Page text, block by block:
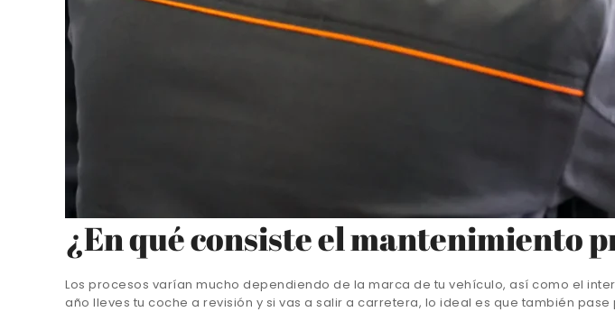
¿En qué consiste el mantenimiento
Los procesos varían mucho dependiendo de la marca de tu vehículo, así como el
año lleves tu coche a revisión y si vas a salir a carretera, lo ideal es que también